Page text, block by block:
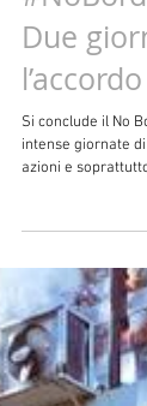
Due
Si conclude il No